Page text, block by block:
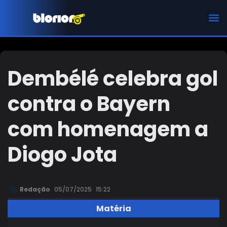
Dembélé celebra gol
contra o Bayern
com homenagem a
Diogo Jota
Redação 05/07/2025 15:22
Matéria